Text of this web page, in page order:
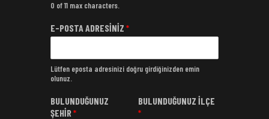
0 of 11 max characters.
E-POSTA ADRESİNİZ *
Lütfen eposta adresinizi doğru girdiğinizden emin
olunuz.
BULUNDUĞUNUZ
ŞEHİR*
BULUNDUĞUNUZ İLÇE
*